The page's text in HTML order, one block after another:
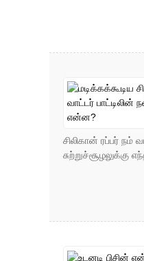
சிலிகான் ரப்பர் நம்
சுற்றுச்சூழலுக்கு